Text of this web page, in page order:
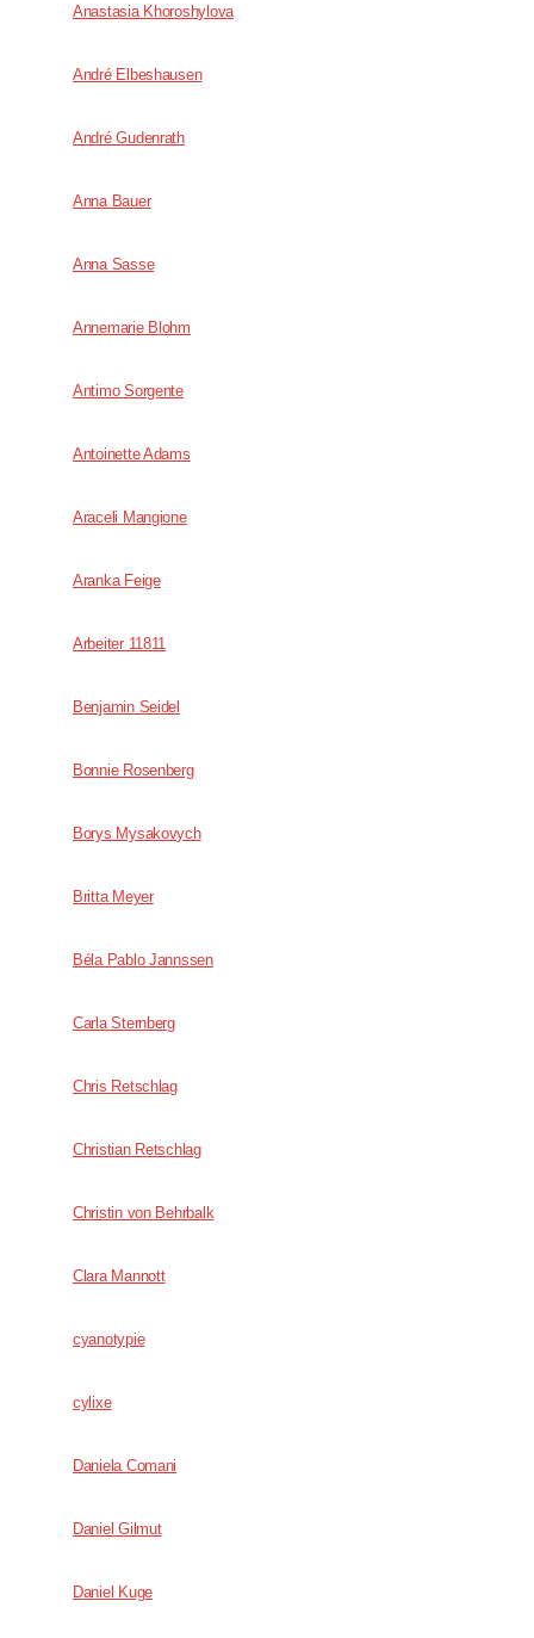
Anastasia Khoroshylova
André Elbeshausen
André Gudenrath
Anna Bauer
Anna Sasse
Annemarie Blohm
Antimo Sorgente
Antoinette Adams
Araceli Mangione
Aranka Feige
Arbeiter 11811
Benjamin Seidel
Bonnie Rosenberg
Borys Mysakovych
Britta Meyer
Béla Pablo Jannssen
Carla Sternberg
Chris Retschlag
Christian Retschlag
Christin von Behrbalk
Clara Mannott
cyanotypie
cylixe
Daniela Comani
Daniel Gilmut
Daniel Kuge